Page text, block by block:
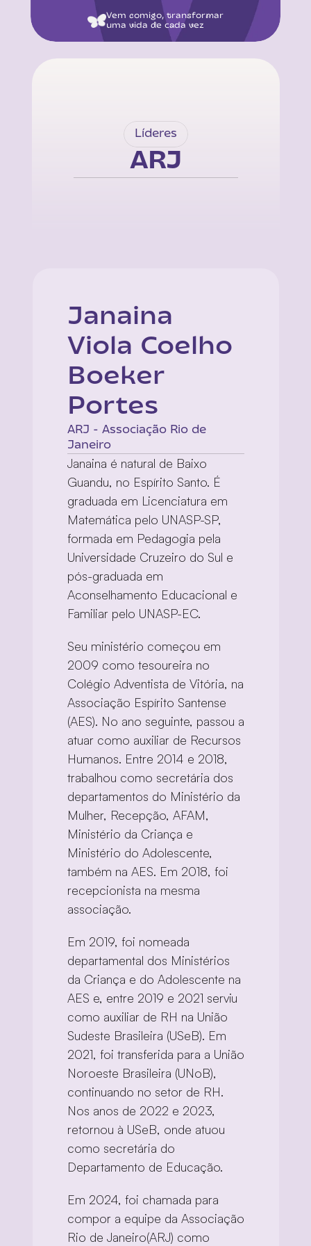
Líderes
ARJ
Janaina
Viola Coelho
Boeker
Portes
ARJ - Associação Rio de
Janeiro
Janaina é natural de Baixo
Guandu, no Espírito Santo. É
graduada em Licenciatura em
Matemática pelo UNASP-SP,
formada em Pedagogia pela
Universidade Cruzeiro do Sul e
pós-graduada em
Aconselhamento Educacional e
Familiar pelo UNASP-EC.
Seu ministério começou em
2009 como tesoureira no
Colégio Adventista de Vitória, na
Associação Espírito Santense
(AES). No ano seguinte, passou a
atuar como auxiliar de Recursos
Humanos. Entre 2014 e 2018,
trabalhou como secretária dos
departamentos do Ministério da
Mulher, Recepção, AFAM,
Ministério da Criança e
Ministério do Adolescente,
também na AES. Em 2018, foi
recepcionista na mesma
associação.
Em 2019, foi nomeada
departamental dos Ministérios
da Criança e do Adolescente na
AES e, entre 2019 e 2021 serviu
como auxiliar de RH na União
Sudeste Brasileira (USeB). Em
2021, foi transferida para a União
Noroeste Brasileira (UNoB),
continuando no setor de RH.
Nos anos de 2022 e 2023,
retornou à USeB, onde atuou
como secretária do
Departamento de Educação.
Em 2024, foi chamada para
compor a equipe da Associação
Rio de Janeiro(ARJ) como
Vem comigo, transformar
uma vida de cada vez